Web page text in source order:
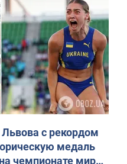
с рекордом
медаль
чемпионате мира